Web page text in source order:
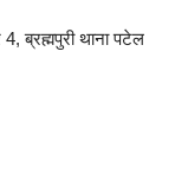
4, ब्रह्मपुरी थाना पटेल